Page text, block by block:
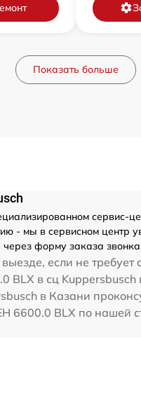
Показать больше
сервис-
- мы в сервисном центр
через форму заказа
если не
BLX в сц
в Казани
6600.0 BLX по